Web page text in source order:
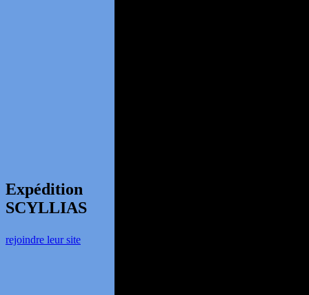
Expédition
SCYLLIAS
rejoindre leur site